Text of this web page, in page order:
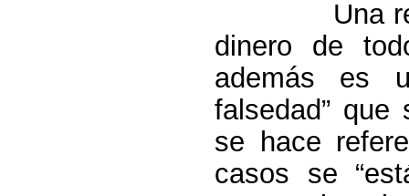
Una
dinero de
además es
falsedad”
se hace
casos se